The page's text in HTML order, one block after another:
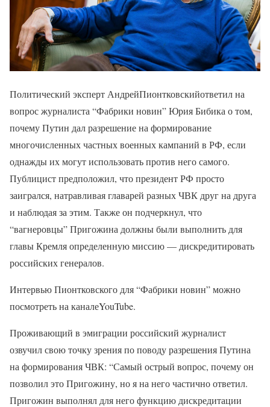
Политический эксперт АндрейПионтковскийответил на
вопрос журналиста “Фабрики новин” Юрия Бибика о том,
почему Путин дал разрешение на формирование
многочисленных частных военных кампаний в РФ, если
однажды их могут использовать против него самого.
Публицист предположил, что президент РФ просто
заигрался, натравливая главарей разных ЧВК друг на друга
и наблюдая за этим. Также он подчеркнул, что
“вагнеровцы” Пригожина должны были выполнить для
главы Кремля определенную миссию — дискредитировать
российских генералов.
Интервью Пионтковского для “Фабрики новин” можно
посмотреть на каналеYouTube.
Проживающий в эмиграции российский журналист
озвучил свою точку зрения по поводу разрешения Путина
на формирования ЧВК: “Самый острый вопрос, почему он
позволил это Пригожину, но я на него частично ответил.
Пригожин выполнял для него функцию дискредитации